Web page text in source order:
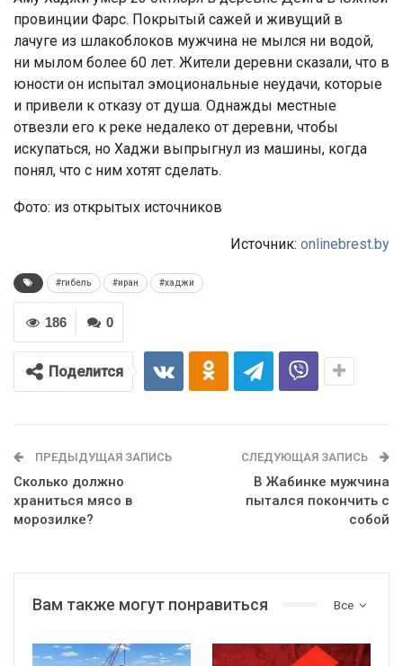
провинции Фарс. Покрытый сажей и живущий в
лачуге из шлакоблоков мужчина не мылся ни водой,
ни мылом более 60 лет. Жители деревни сказали, что в
юности он испытал эмоциональные неудачи, которые
и привели к отказу от душа. Однажды местные
отвезли его к реке недалеко от деревни, чтобы
искупаться, но Хаджи выпрыгнул из машины, когда
понял, что с ним хотят сделать.
Фото: из открытых источников
Источник: onlinebrest.by
#гибель #иран #хаджи
0
186
Поделится
ПРЕДЫДУЩАЯ ЗАПИСЬ
Сколько должно
храниться мясо в
морозилке?
СЛЕДУЮЩАЯ ЗАПИСЬ
В Жабинке мужчина
пытался покончить с
собой
Все
Вам также могут понравиться